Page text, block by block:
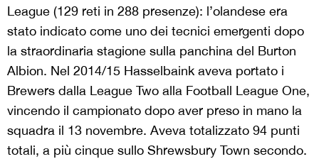
League (129 reti in 288 presenze): l’olandese era
stato indicato come uno dei tecnici emergenti dopo
la straordinaria stagione sulla panchina del Burton
Albion. Nel 2014/15 Hasselbaink aveva portato i
Brewers dalla League Two alla Football League One,
vincendo il campionato dopo aver preso in mano la
squadra il 13 novembre. Aveva totalizzato 94 punti
totali, a più cinque sullo Shrewsbury Town secondo.